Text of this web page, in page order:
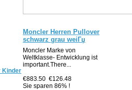
Kinder
Moncler Herren Pullover
schwarz grau weiГџ
Moncler Marke von
Weltklasse- Entwicklung ist
important.There...
€883.50 €126.48
Sie sparen 86% !